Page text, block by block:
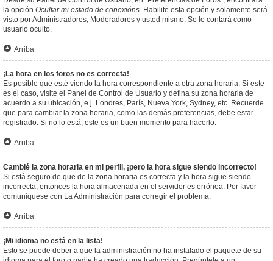
la opción Ocultar mi estado de conexións. Habilite esta opción y solamente será
visto por Administradores, Moderadores y usted mismo. Se le contará como
usuario oculto.
Arriba
¡La hora en los foros no es correcta!
Es posible que esté viendo la hora correspondiente a otra zona horaria. Si este
es el caso, visite el Panel de Control de Usuario y defina su zona horaria de
acuerdo a su ubicación, e.j. Londres, París, Nueva York, Sydney, etc. Recuerde
que para cambiar la zona horaria, como las demás preferencias, debe estar
registrado. Si no lo está, este es un buen momento para hacerlo.
Arriba
Cambié la zona horaria en mi perfil, ¡pero la hora sigue siendo incorrecto!
Si está seguro de que de la zona horaria es correcta y la hora sigue siendo
incorrecta, entonces la hora almacenada en el servidor es errónea. Por favor
comuníquese con La Administración para corregir el problema.
Arriba
¡Mi idioma no está en la lista!
Esto se puede deber a que la administración no ha instalado el paquete de su